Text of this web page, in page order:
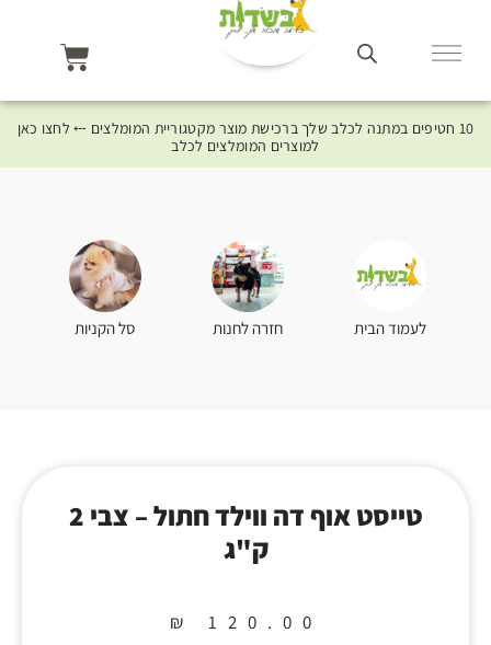
10 חטיפים במתנה לכלב שלך ברכישת מוצר מקטגוריית המומלצים ⤎ לחצו כאן
למוצרים המומלצים לכלב
לעמוד הבית חזרה לחנות סל הקניות
טייסט אוף דה ווילד חתול – צבי 2
ק"ג
₪ 120.00